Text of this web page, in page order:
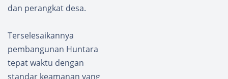
dan perangkat desa.
Terselesaikannya
pembangunan Huntara
tepat waktu dengan
standar keamanan yang